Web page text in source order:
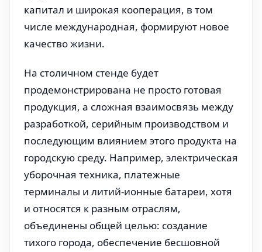
капитал и широкая кооперация, в том
числе международная, формируют новое
качество жизни.
На столичном стенде будет
продемонстрирована не просто готовая
продукция, а сложная взаимосвязь между
разработкой, серийным производством и
последующим влиянием этого продукта на
городскую среду. Например, электрическая
уборочная техника, платежные
терминалы и литий-ионные батареи, хотя
и относятся к разным отраслям,
объединены общей целью: создание
тихого города, обеспечение бесшовной